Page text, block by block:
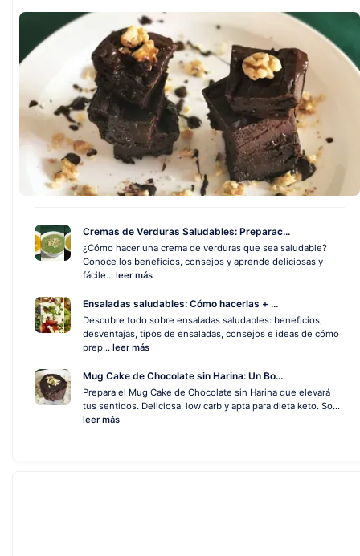
Cremas de Verduras Saludables: Preparac...
¿Cómo hacer una crema de verduras que sea saludable?
Conoce los beneficios, consejos y aprende deliciosas y
fácile... leer más
Ensaladas saludables: Cómo hacerlas + ...
Descubre todo sobre ensaladas saludables: beneficios,
desventajas, tipos de ensaladas, consejos e ideas de cómo
prep... leer más
Mug Cake de Chocolate sin Harina: Un Bo...
Prepara el Mug Cake de Chocolate sin Harina que elevará
tus sentidos. Deliciosa, low carb y apta para dieta keto. So...
leer más